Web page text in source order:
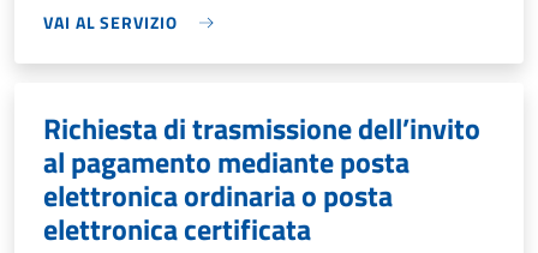
VAI AL SERVIZIO
Richiesta di trasmissione dell’invito
al pagamento mediante posta
elettronica ordinaria o posta
elettronica certificata